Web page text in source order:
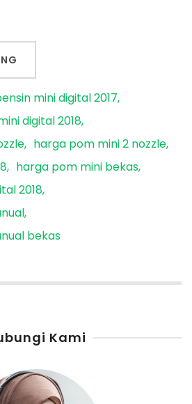
mini digital 2017
digital 2018
harga pom mini 2 nozzle
harga pom mini bekas
2018
bekas
Kami